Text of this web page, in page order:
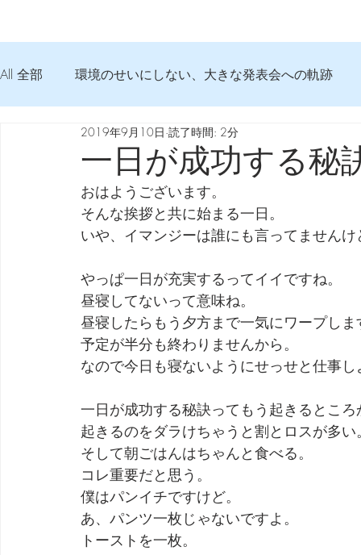
All 全部 環境のせいにしない、大きな発表会への軌跡
弦交換の記録 DTM 始める 知っておきたいコト
Imanjy Studio 使われているモノ 食べんじーの美味
劇団 Avan 劇伴が出来るまでを追ったドキュメンタリー
一日が成功する秘
2019年9月10日 読了時間: 2分
おはようございます。
そんな挨拶と共に始まる一日。
いや、イマンジーは誰にも言ってませんけ
やっぱ一日が充実するってイイですね。
昼寝してないって意味ね。
昼寝したらもう夕方まで一気にワープし
予定が半分も終わりませんから。
なので今日も寝ないようにせっせと仕事し
一日が成功する秘訣ってもう起きるとこ
起きるのをダラけちゃうと割とロスが多い
そして朝ごはんはちゃんと食べる。
コレ重要だと思う。
僕はパンイチですけど。
あ、パンツ一枚じゃないですよ。
トーストを一枚。